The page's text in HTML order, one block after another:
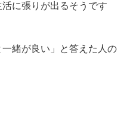
に張りが出るそうです
緒が良い」と答えた人の